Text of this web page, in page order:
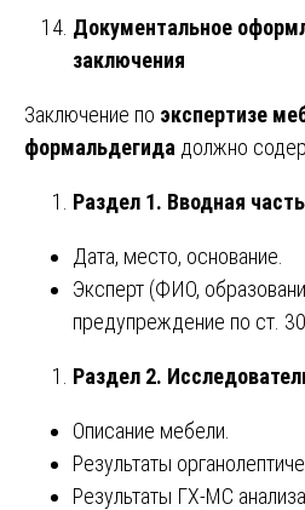
Документальное
заключения
Заключение по экспертизе
формальдегида должно
Раздел 1. Вводная
Дата, место, основание.
Эксперт (ФИО,
предупреждение по ст.
Раздел 2.
Описание мебели.
Результаты
Результаты ГХ-МС